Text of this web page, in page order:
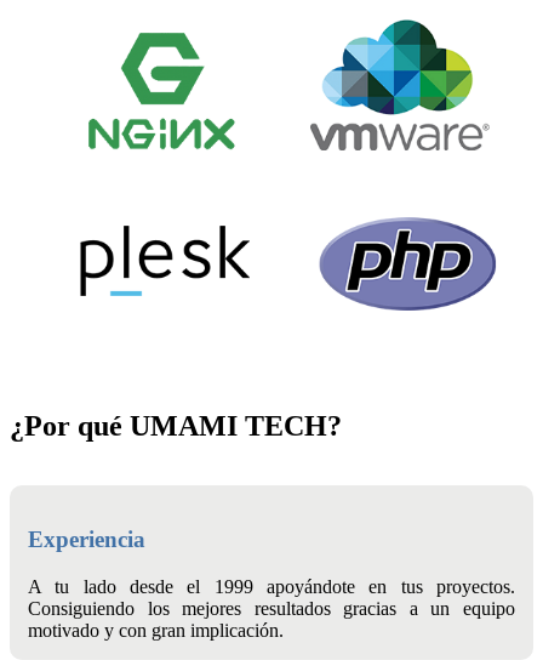
¿Por qué UMAMI TECH?
Experiencia
A tu lado desde el 1999 apoyándote en tus proyectos.
Consiguiendo los mejores resultados gracias a un equipo
motivado y con gran implicación.